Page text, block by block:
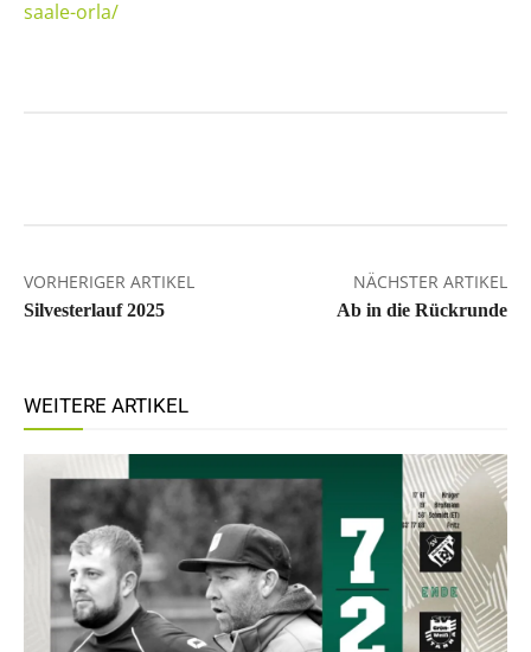
saale-orla/
VORHERIGER ARTIKEL
Silvesterlauf 2025
NÄCHSTER ARTIKEL
Ab in die Rückrunde
WEITERE ARTIKEL